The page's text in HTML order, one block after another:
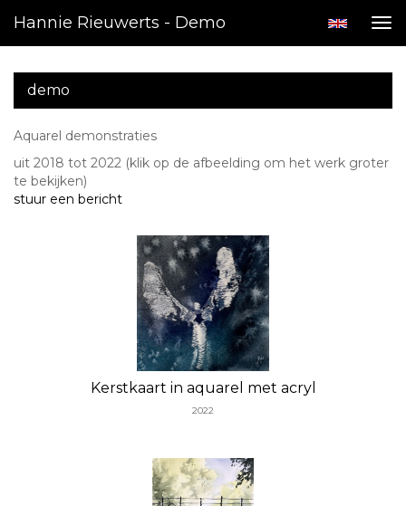
Hannie Rieuwerts - Demo
demo
Aquarel demonstraties
uit 2018 tot 2022 (klik op de afbeelding om het werk groter
te bekijken)
stuur een bericht
Kerstkaart in aquarel met acryl
2022